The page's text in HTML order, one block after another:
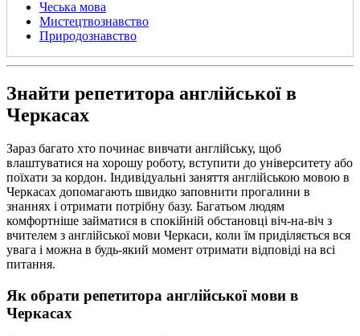
Чеська мова
Мистецтвознавство
Природознавство
Знайти репетитора англійської в
Черкасах
Зараз багато хто починає вивчати англійську, щоб
влаштуватися на хорошу роботу, вступити до університету або
поїхати за кордон. Індивідуальні заняття англійською мовою в
Черкасах допомагають швидко заповнити прогалини в
знаннях і отримати потрібну базу. Багатьом людям
комфортніше займатися в спокійній обстановці віч-на-віч з
вчителем з англійської мови Черкаси, коли їм приділяється вся
увага і можна в будь-який момент отримати відповіді на всі
питання.
Як обрати репетитора англійської мови в
Черкасах